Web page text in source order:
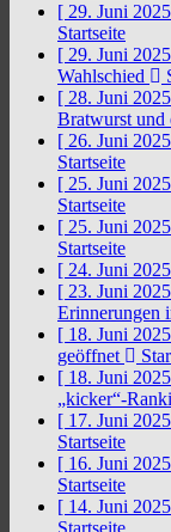
[ 29. Juni
Startseite
[ 29. Juni
Wahlschied
[ 28. Juni
Bratwurst und
[ 26. Juni
Startseite
[ 25. Juni
Startseite
[ 25. Juni
Startseite
[ 24. Juni
[ 23. Juni
Erinnerungen
[ 18. Juni
geöffnet
[ 18. Juni
„kicker“-
[ 17. Juni
Startseite
[ 16. Juni
Startseite
[ 14. Juni
Startseite